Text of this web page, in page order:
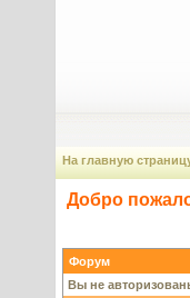
На главную
Добро
Форум
Вы не